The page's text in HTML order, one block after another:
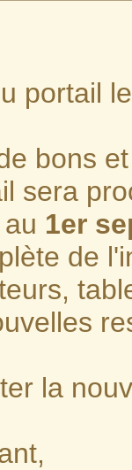
portail
bons
sera
1er
de
la